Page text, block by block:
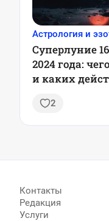
Астрология и
Суперлуние
2024 года:
и каких
2
Контакты
Редакция
Услуги